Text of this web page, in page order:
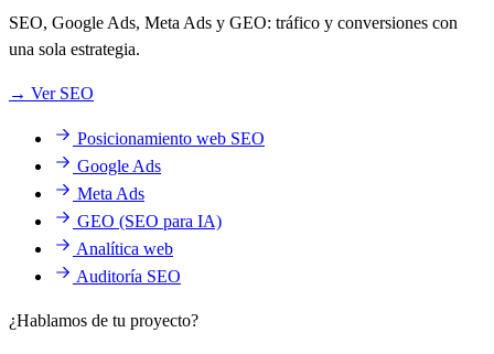
SEO, Google Ads, Meta Ads y GEO: tráfico y conversiones con
una sola estrategia.
→ Ver SEO
Posicionamiento web SEO
Google Ads
Meta Ads
GEO (SEO para IA)
Analítica web
Auditoría SEO
¿Hablamos de tu proyecto?